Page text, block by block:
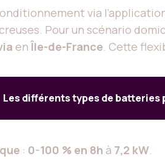
via
Pour un scénario
enÎle-de-France. Cette
Les différents types de
: 0-100 % en 8h à 7,2 kW.